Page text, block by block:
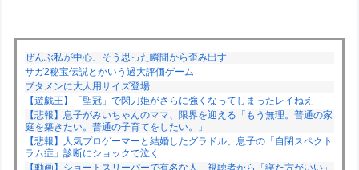
ぜんぶ私が中心、そう思った瞬間から歪み出す
サガ2秘宝伝説とかいう過大評価ゲーム
ブタメンに大人用サイズ登場
【遊戯王】「聖冠」で閃刀姫がさらに強くなってしまったレイねえ
【悲報】息子がみいちゃんのママ、限界を迎える「もう無理。普通の家
庭を築きたい。普通の子育てをしたい。」
【悲報】人気プロゲーマーと結婚したグラドル、息子の「自閉スペクト
ラム症」診断にショックで泣く
【動画】ショートスリーパーで有名な人、視聴者から「寝た方がいい」